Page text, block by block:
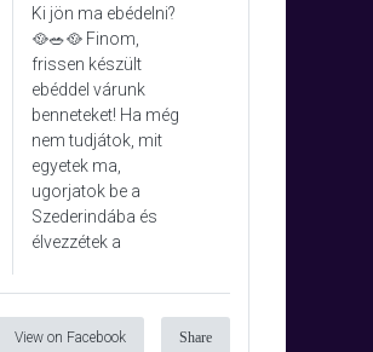
Ki jön ma ebédelni?
🥘🥗🥘 Finom,
frissen készült
ebéddel várunk
benneteket! Ha még
nem tudjátok, mit
egyetek ma,
ugorjatok be a
Szederindába és
élvezzétek a
View on Facebook Share